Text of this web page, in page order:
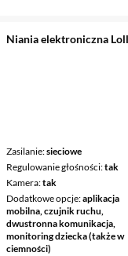
Niania elektroniczna
Zasilanie sieciowe
Regulowanie głośności tak
Kamera tak
Dodatkowe opcje aplikacja
mobilna, czujnik ruchu,
dwustronna komunikacja,
monitoring dziecka (także w
ciemności)